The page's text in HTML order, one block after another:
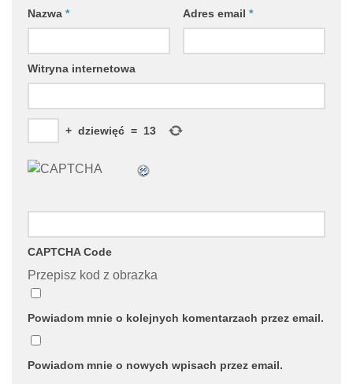
Nazwa * Adres email *
Witryna internetowa
+ dziewięć = 13
CAPTCHA Code
Przepisz kod z obrazka
Powiadom mnie o kolejnych komentarzach przez email.
Powiadom mnie o nowych wpisach przez email.